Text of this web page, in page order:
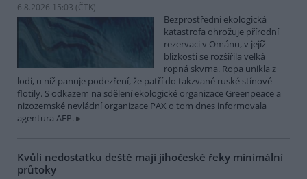
6.8.2026 15:03 (ČTK)
Bezprostřední ekologická
katastrofa ohrožuje přírodní
rezervaci v Ománu, v jejíž
blízkosti se rozšířila velká
ropná skvrna. Ropa unikla z
lodi, u níž panuje podezření, že patří do takzvané ruské stínové
flotily. S odkazem na sdělení ekologické organizace Greenpeace a
nizozemské nevládní organizace PAX o tom dnes informovala
agentura AFP.
Kvůli nedostatku deště mají jihočeské řeky minimální
průtoky